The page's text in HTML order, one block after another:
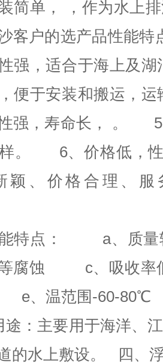
简单， ，作为水上
客户的选产品性能
强，适合于海上及
便于安装和搬运，
强，寿命长， 。 5
样。 6、价格低，
颖、价格合理、
能特点： a、质
等腐蚀 c、吸收
e、温范围-60-
途：主要用于海洋、
道的水上敷设。 四